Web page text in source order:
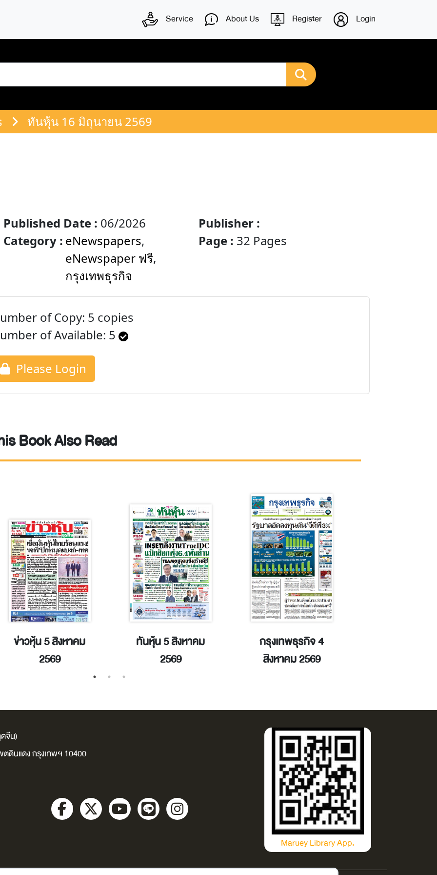
Service About Us Register Login
ทันหุ้น 16 มิถุนายน 2569
Published Date : 06/2026
Publisher :
Category : eNewspapers,
eNewspaper ฟรี,
กรุงเทพธุรกิจ
Page : 32 Pages
of Copy: 5 copies
of Available: 5
Please Login
Book Also Read
ข่าวหุ้น 5 สิงหาคม
2569
ทันหุ้น 5 สิงหาคม
2569
กรุงเทพธุรกิจ 4
สิงหาคม 2569
จีน)
ตดินแดง กรุงเทพฯ 10400
Maruey Library App.